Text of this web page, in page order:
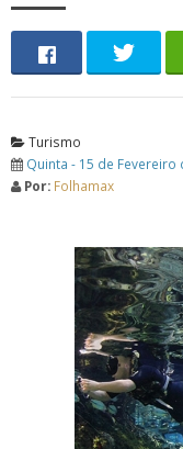
Turismo
Quinta - 15 de Fevereiro
Por: Folhamax